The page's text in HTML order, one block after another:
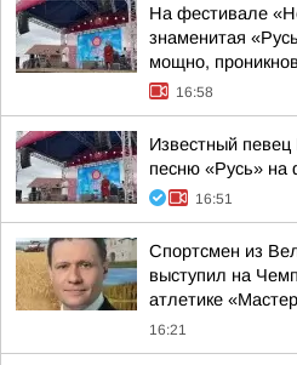
На фестивале
знаменитая
мощно,
16:58
Известный
песню «Русь»
16:51
Спортсмен из
выступил на
атлетике
16:21